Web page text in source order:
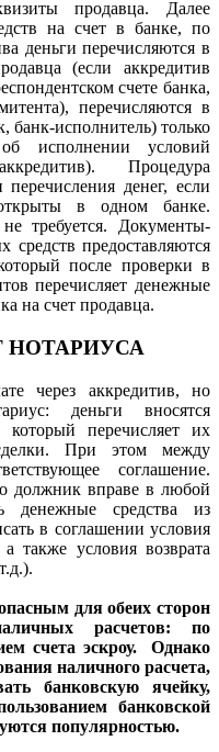
продавца. Далее
на счет в банке, по
деньги перечисляются в
(если аккредитив
счете банка,
перечисляются в
исполнитель) только
исполнении условий
Процедура
денег, если
в одном банке.
требуется. Документы-
средств предоставляются
после проверки в
перечисляет денежные
на счет продавца.
НОТАРИУСА
через аккредитив, но
деньги вносятся
который перечисляет их
При этом между
соглашение.
должник вправе в любой
денежные средства из
в соглашении условия
также условия возврата
для обеих сторон
расчетов: по
счета эскроу. Однако
наличного расчета,
банковскую ячейку,
банковской
популярностью.